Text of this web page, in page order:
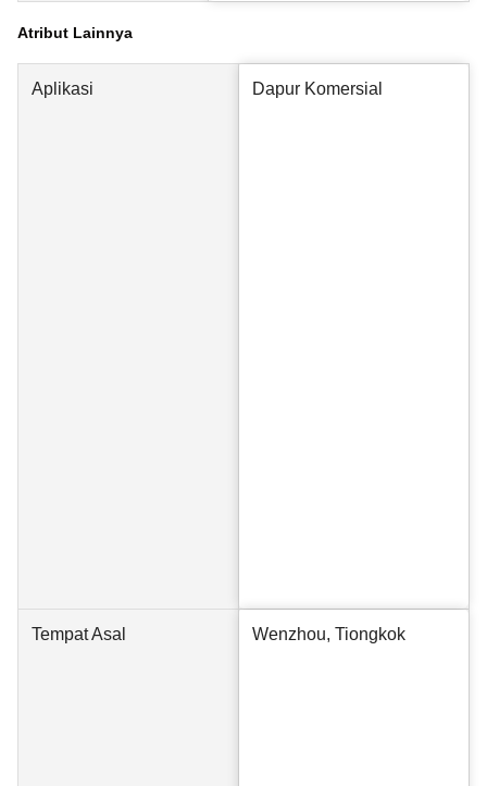
Atribut Lainnya
Aplikasi Dapur Komersial
Tempat Asal Wenzhou, Tiongkok